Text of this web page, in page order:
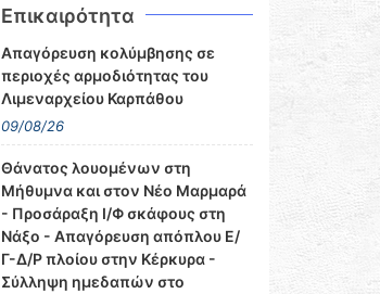
Επικαιρότητα
Απαγόρευση κολύμβησης σε
περιοχές αρμοδιότητας του
Λιμεναρχείου Καρπάθου
09/08/26
Θάνατος λουομένων στη
Μήθυμνα και στον Νέο Μαρμαρά
- Προσάραξη Ι/Φ σκάφους στη
Νάξο - Απαγόρευση απόπλου Ε/
Γ-Δ/Ρ πλοίου στην Κέρκυρα -
Σύλληψη ημεδαπών στο